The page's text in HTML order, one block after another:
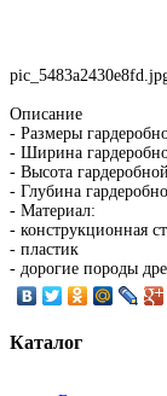
Описание
- Размеры
- Ширина
- Высота
- Глубина
- Материал:
- конструкционная
- пластик
- дорогие породы
Каталог